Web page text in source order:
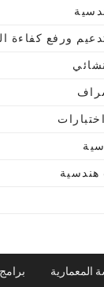
ورفع كفاءة
المعمارية